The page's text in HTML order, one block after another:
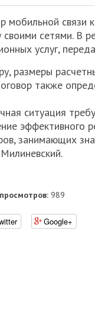
мобильной
сетями. В
услуг,
размеры
также
ситуация
эффективного
занимающих
989
Google+